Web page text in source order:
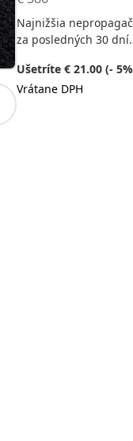
Najnižšia
za posledných 30 dní.
Ušetríte € 21.00 (-
Vrátane DPH